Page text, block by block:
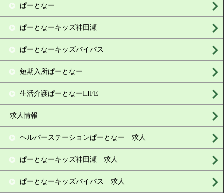
ぱーとなー
ぱーとなーキッズ神田瀬
ぱーとなーキッズバイパス
短期入所ぱーとなー
生活介護ぱーとなーLIFE
求人情報
ヘルパーステーションぱーとなー 求人
ぱーとなーキッズ神田瀬 求人
ぱーとなーキッズバイパス 求人